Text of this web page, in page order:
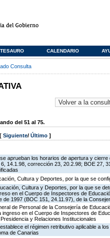
TESAURO CALENDARIO
Consulta
del 51 al 75.
[ Siguiente/ Último ]
aprueban los horarios de apertura y
14.1.98, corrección 23, 20.2.98; BOE 27,
Cultura y Deportes, por la que se
Cultura y Deportes, por la que se
en el Cuerpo de Inspectores de
1997 (BOC 151, 24.11.97), de la
de Personal de la Consejería de
en el Cuerpo de Inspectores de
y Relaciones Institucionales
el régimen retributivo aplicable a
de Canarias